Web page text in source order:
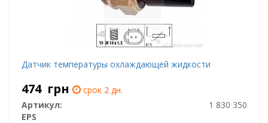
Датчик температуры охлаждающей жидкости
474 грн
срок 2 дн.
Артикул:
1 830 350
EPS